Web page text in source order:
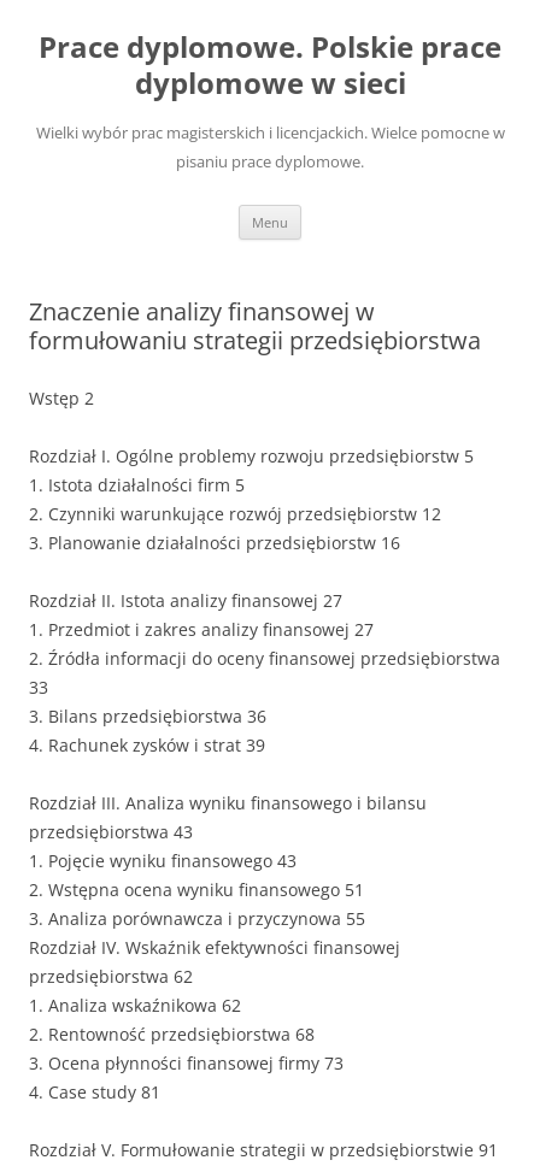
treści
Prace dyplomowe. Polskie prace
dyplomowe w sieci
Wielki wybór prac magisterskich i licencjackich. Wielce pomocne w
pisaniu prace dyplomowe.
Menu
Znaczenie analizy finansowej w
formułowaniu strategii przedsiębiorstwa
Wstęp 2
Rozdział I. Ogólne problemy rozwoju przedsiębiorstw 5
1. Istota działalności firm 5
2. Czynniki warunkujące rozwój przedsiębiorstw 12
3. Planowanie działalności przedsiębiorstw 16
Rozdział II. Istota analizy finansowej 27
1. Przedmiot i zakres analizy finansowej 27
2. Źródła informacji do oceny finansowej przedsiębiorstwa
33
3. Bilans przedsiębiorstwa 36
4. Rachunek zysków i strat 39
Rozdział III. Analiza wyniku finansowego i bilansu
przedsiębiorstwa 43
1. Pojęcie wyniku finansowego 43
2. Wstępna ocena wyniku finansowego 51
3. Analiza porównawcza i przyczynowa 55
Rozdział IV. Wskaźnik efektywności finansowej
przedsiębiorstwa 62
1. Analiza wskaźnikowa 62
2. Rentowność przedsiębiorstwa 68
3. Ocena płynności finansowej firmy 73
4. Case study 81
Rozdział V. Formułowanie strategii w przedsiębiorstwie 91